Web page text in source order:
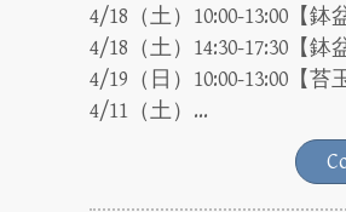
4/18（土）10:00-13:00【鉢
4/18（土）14:30-17:30【鉢
4/19（日）10:00-13:00【苔
4/11（土）...